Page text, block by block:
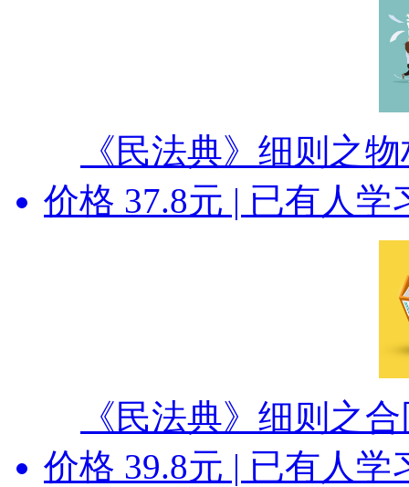
《民法典》细则之
价格 37.8元 | 已有人学
《民法典》细则之
价格 39.8元 | 已有 人 学